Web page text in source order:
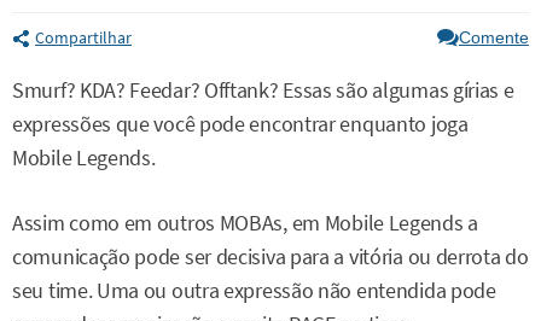
Compartilhar Comente
Smurf? KDA? Feedar? Offtank? Essas são algumas gírias e
expressões que você pode encontrar enquanto joga
Mobile Legends.
Assim como em outros MOBAs, em Mobile Legends a
comunicação pode ser decisiva para a vitória ou derrota do
seu time. Uma ou outra expressão não entendida pode